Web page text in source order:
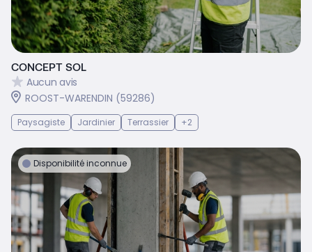
CONCEPT SOL
Aucun avis
ROOST-WARENDIN (59286)
Paysagiste Jardinier Terrassier +2
Disponibilité inconnue